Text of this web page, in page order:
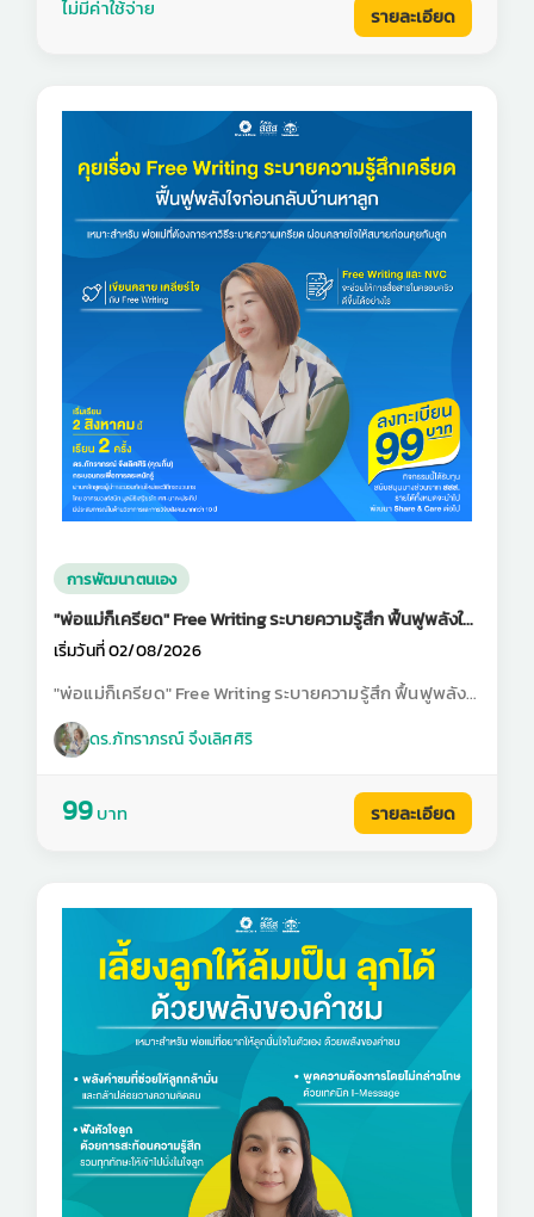
ไม่มีค่าใช้จ่าย รายละเอียด
การพัฒนาตนเอง
"พ่อแม่ก็เครียด" Free Writing ระบายความรู้สึก ฟื้นฟูพลังใจ
ก่อนกลับบ้านหาลูก
เริ่มวันที่ 02/08/2026
"พ่อแม่ก็เครียด" Free Writing ระบายความรู้สึก ฟื้นฟูพลัง
ใจก่อนกลับบ้านหาลูก
ดร.ภัทราภรณ์ จึงเลิศศิริ
99บาท รายละเอียด